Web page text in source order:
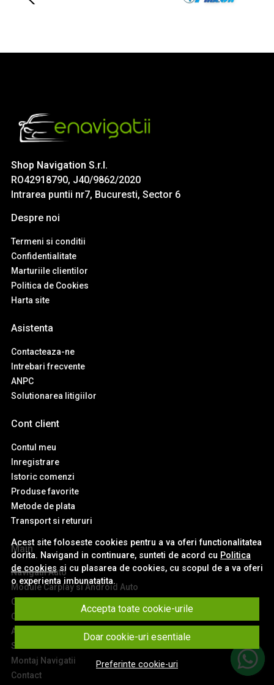
Acest site foloseste cookies pentru a va oferi functionalitatea
dorita. Navigand in continuare, sunteti de acord cu Politica
de cookiessi cu plasarea de cookies, cu scopul de a va oferi
o experienta imbunatatita.
Accepta toate cookie-urile
Doar cookie-uri esentiale
Preferinte cookie-uri
Shop Navigation S.r.l.
RO42918790, J40/9862/2020
Intrarea puntii nr7, Bucuresti, Sector 6
Despre noi
Termeni si conditii
Confidentialitate
Marturiile clientilor
Politica de Cookies
Harta site
Asistenta
Contacteaza-ne
Intrebari frecvente
ANPC
Solutionarea litigiilor
Cont client
Contul meu
Inregistrare
Istoric comenzi
Produse favorite
Metode de plata
Transport si retururi
Main
Navigatii Auto
Module Carplay si Android Auto
Ceasuri de Bord Digitale
Camere Auto
Accesorii Navigatii
Sisteme Audio
Montaj Navigatii
Contact